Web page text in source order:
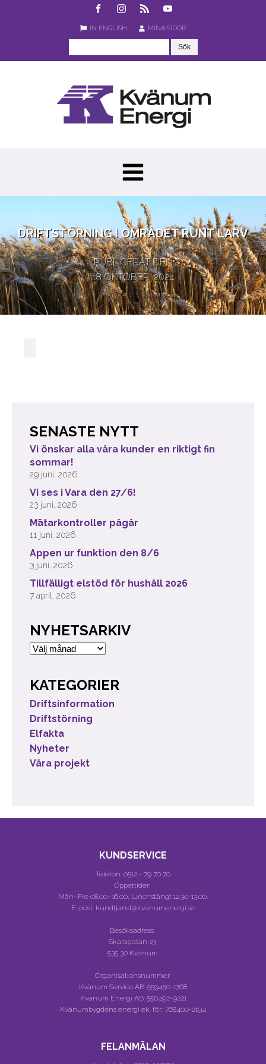
IN ENGLISH MINA SIDOR
DRIFTSTÖRNING I OMRÅDET RUNT LARV
PUBLICERAT DEN
18 OKTOBER, 2024
SENASTE NYTT
Vi önskar alla våra kunder en riktigt fin
sommar!
29 juni, 2026
Vi ses i Vara den 27/6!
23 juni, 2026
Mätarkontroller pågår
11 juni, 2026
Appen ur funktion den 8/6
3 juni, 2026
Tillfälligt elstöd för hushåll 2026
7 april, 2026
NYHETSARKIV
Nyhetsarkiv
KATEGORIER
Driftsinformation
Driftstörning
Elfakta
Nyheter
Våra projekt
KUNDSERVICE
Telefon: 0512 - 79 70 70
Öppettider:
Mån–Fre 08.00–16.00, lunchstängt 12.30-13.00.
E-post: kundtjanst@kvanumenergi.se
Besöksadress:
Skaragatan 23,
535 30 Kvänum.
Organisationsnummer:
Kvänum Service AB: 559450-1768
Kvänum Energi AB: 556492-9221
Kvänumbygdens energi ek. för.: 768400-2194
FELANMÄLAN